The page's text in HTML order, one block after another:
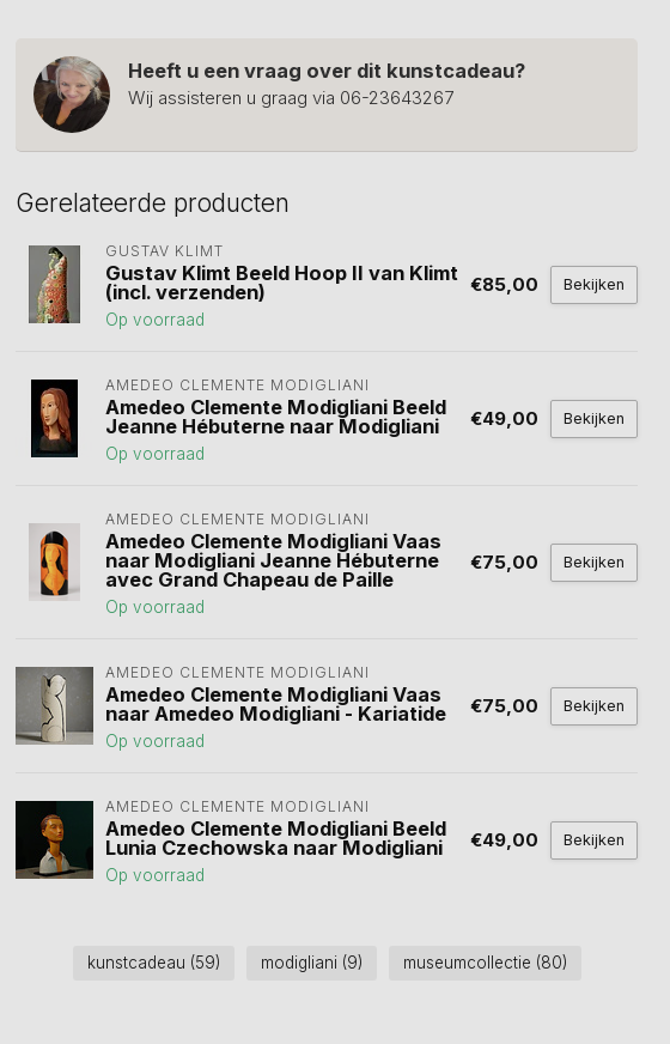
Heeft u een vraag over dit kunstcadeau?
Wij assisteren u graag via 06-23643267
Gerelateerde producten
GUSTAV KLIMT
Gustav Klimt Beeld Hoop II van Klimt
(incl. verzenden)
Op voorraad
€85,00 Bekijken
AMEDEO CLEMENTE MODIGLIANI
Amedeo Clemente Modigliani Beeld
Jeanne Hébuterne naar Modigliani
Op voorraad
€49,00 Bekijken
AMEDEO CLEMENTE MODIGLIANI
Amedeo Clemente Modigliani Vaas
naar Modigliani Jeanne Hébuterne
avec Grand Chapeau de Paille
Op voorraad
€75,00 Bekijken
AMEDEO CLEMENTE MODIGLIANI
Amedeo Clemente Modigliani Vaas
naar Amedeo Modigliani - Kariatide
Op voorraad
€75,00 Bekijken
AMEDEO CLEMENTE MODIGLIANI
Amedeo Clemente Modigliani Beeld
Lunia Czechowska naar Modigliani
Op voorraad
€49,00 Bekijken
kunstcadeau (59) modigliani (9) museumcollectie (80)